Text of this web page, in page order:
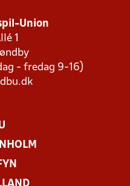
Union
1
- fredag 9-16)